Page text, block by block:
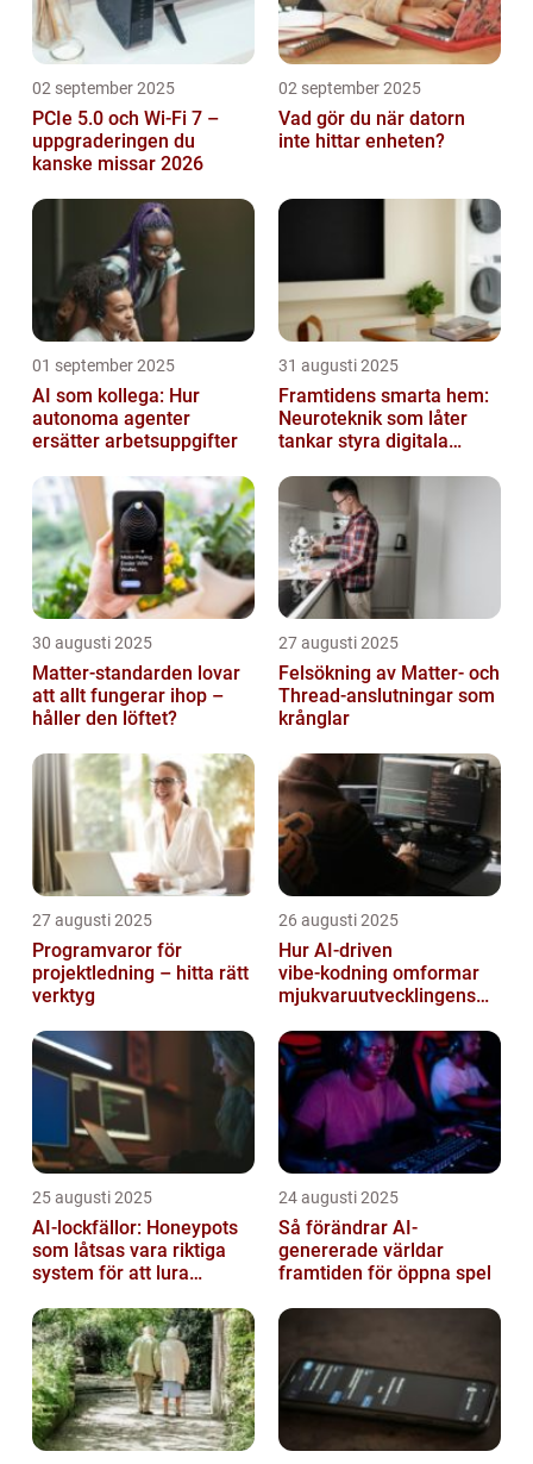
02 september 2025
PCIe 5.0 och Wi-Fi 7 –
uppgraderingen du
kanske missar 2026
02 september 2025
Vad gör du när datorn
inte hittar enheten?
01 september 2025
AI som kollega: Hur
autonoma agenter
ersätter arbetsuppgifter
31 augusti 2025
Framtidens smarta hem:
Neuroteknik som låter
tankar styra digitala
30 augusti 2025
Matter-standarden lovar
att allt fungerar ihop –
håller den löftet?
27 augusti 2025
Felsökning av Matter‑ och
Thread‑anslutningar som
krånglar
27 augusti 2025
Programvaror för
projektledning – hitta rätt
verktyg
26 augusti 2025
Hur AI‑driven
vibe‑kodning omformar
mjukvaruutvecklingens
25 augusti 2025
AI-lockfällor: Honeypots
som låtsas vara riktiga
system för att lura
24 augusti 2025
Så förändrar AI-
genererade världar
framtiden för öppna spel